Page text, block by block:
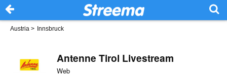
Austria > Innsbruck
Antenne Tirol Livestream
Web